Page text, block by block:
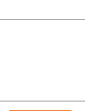
u kontakt